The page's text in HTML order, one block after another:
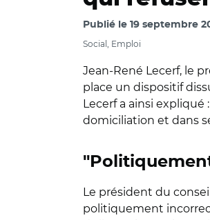
Publié le 19 septembre
Social, Emploi
Jean-René Lecerf, le
place un dispositif
Lecerf a ainsi
domiciliation et dans
Le président du
politiquement